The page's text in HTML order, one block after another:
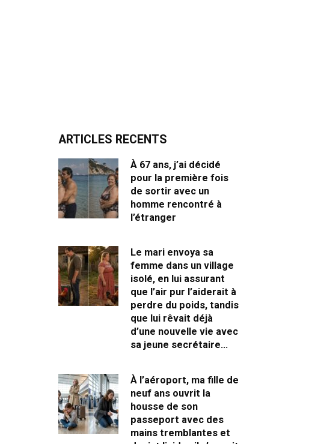
ARTICLES RECENTS
À 67 ans, j’ai décidé
pour la première fois
de sortir avec un
homme rencontré à
l’étranger
Le mari envoya sa
femme dans un village
isolé, en lui assurant
que l’air pur l’aiderait à
perdre du poids, tandis
que lui rêvait déjà
d’une nouvelle vie avec
sa jeune secrétaire…
À l’aéroport, ma fille de
neuf ans ouvrit la
housse de son
passeport avec des
mains tremblantes et